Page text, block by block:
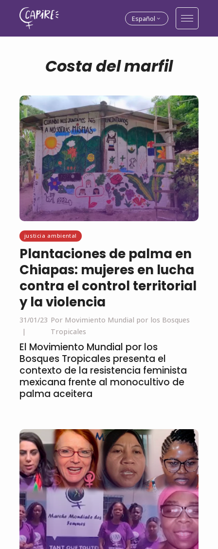
Español
Costa del marfil
justicia ambiental
Plantaciones de palma en
Chiapas: mujeres en lucha
contra el control territorial
y la violencia
31/01/23 Por Movimiento Mundial por los Bosques
Tropicales
El Movimiento Mundial por los
Bosques Tropicales presenta el
contexto de la resistencia feminista
mexicana frente al monocultivo de
palma aceitera